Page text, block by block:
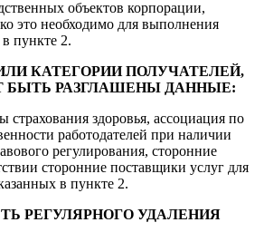
объектов корпорации,
это необходимо для выполнения
пункте 2.
КАТЕГОРИИ ПОЛУЧАТЕЛЕЙ,
РАЗГЛАШЕНЫ ДАННЫЕ:
здоровья, ассоциация по
работодателей при наличии
регулирования, сторонние
сторонние поставщики услуг для
в пункте 2.
РЕГУЛЯРНОГО УДАЛЕНИЯ